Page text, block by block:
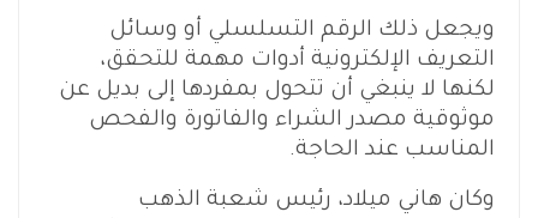
ويجعل ذلك الرقم التسلسلي أو وسائل
التعريف الإلكترونية أدوات مهمة للتحقق،
لكنها لا ينبغي أن تتحول بمفردها إلى بديل عن
موثوقية مصدر الشراء والفاتورة والفحص
المناسب عند الحاجة.
وكان هاني ميلاد، رئيس شعبة الذهب